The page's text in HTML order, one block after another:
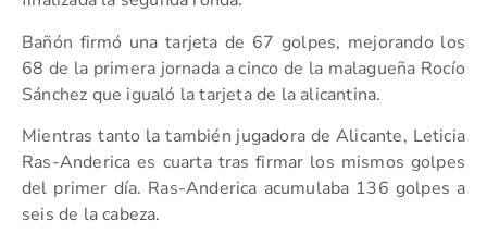
Bañón firmó una tarjeta de 67 golpes, mejorando los
68 de la primera jornada a cinco de la malagueña Rocío
Sánchez que igualó la tarjeta de la alicantina.
Mientras tanto la también jugadora de Alicante, Leticia
Ras-Anderica es cuarta tras firmar los mismos golpes
del primer día. Ras-Anderica acumulaba 136 golpes a
seis de la cabeza.